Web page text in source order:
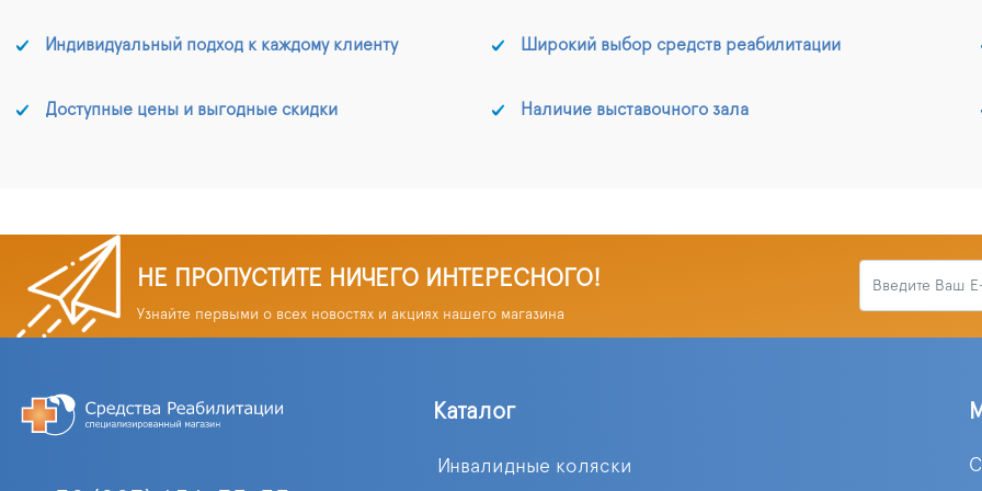
Индивидуальный подход к каждому клиенту Широкий выбор средств реабилитации
Доступные цены и выгодные скидки Наличие выставочного зала
НЕ ПРОПУСТИТЕ НИЧЕГО ИНТЕРЕСНОГО!
Узнайте первыми о всех новостях и акциях нашего магазина
Каталог
Инвалидные коляски